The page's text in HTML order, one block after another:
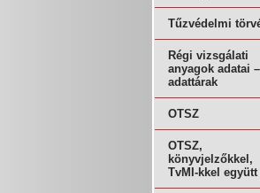
Tűzvédelmi
Régi vizsgálati
anyagok adatai –
adattárak
OTSZ
OTSZ,
könyvjelzőkkel,
TvMI-kkel együtt